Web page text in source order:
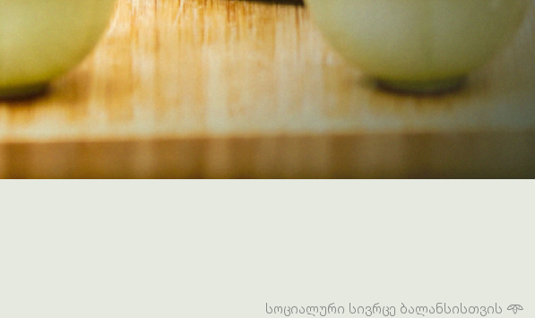
სოციალური სივრცე ბალანსისთვის 𖥸